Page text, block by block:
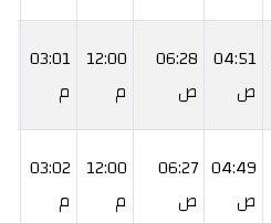
04:51
ص
06:28
ص
12:00
م
03:01
م
04:49
ص
06:27
ص
12:00
م
03:02
م